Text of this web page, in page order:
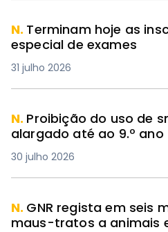
N. Terminam hoje as
especial de exames
31 julho 2026
N. Proibição do uso de
alargado até ao 9.º ano
30 julho 2026
N. GNR regista em seis
maus-tratos a animais